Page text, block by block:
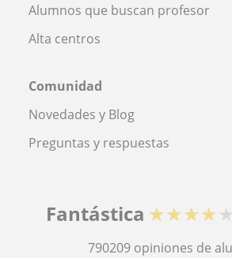
Alumnos que buscan profesor
Alta centros
Comunidad
Novedades y Blog
Preguntas y respuestas
Fantástica ★★★★★
790209 opiniones de